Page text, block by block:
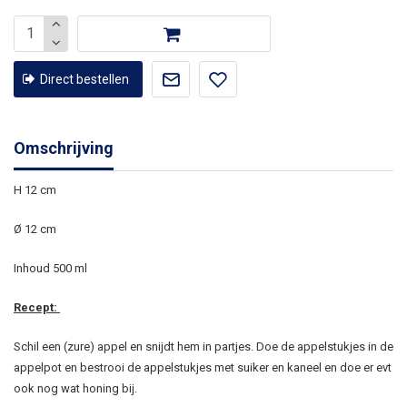
Direct bestellen
Omschrijving
H 12 cm
Ø 12 cm
Inhoud 500 ml
Recept:
Schil een (zure) appel en snijdt hem in partjes. Doe de appelstukjes in de
appelpot en bestrooi de appelstukjes met suiker en kaneel en doe er evt
ook nog wat honing bij.